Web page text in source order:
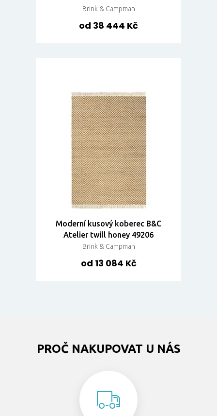
Brink & Campman
od 38 444 Kč
Moderní kusový koberec B&C
Atelier twill honey 49206
Brink & Campman
od 13 084 Kč
PROČ NAKUPOVAT U NÁS